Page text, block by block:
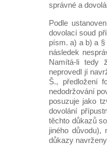
správné a
Podle
dovolací soud
písm. a) a b) a
následek
Namítá-li tedy
neprovedl jí
Š., předložení
nedodržování
posuzuje jako
dovolání
těchto důkazů
jiného
důkazy